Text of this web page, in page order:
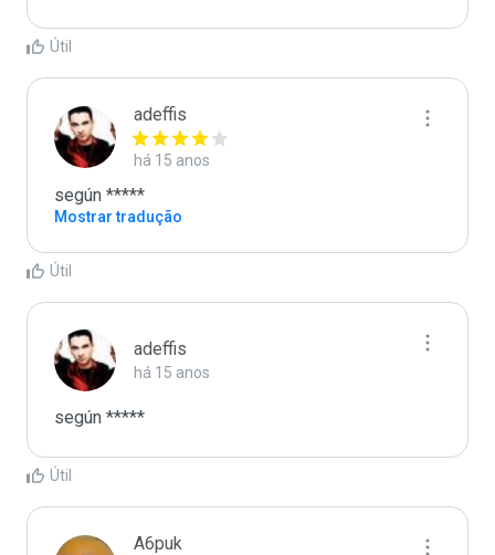
Útil
adeffis
há 15 anos
según *****
Mostrar tradução
Útil
adeffis
há 15 anos
según *****
Útil
A6puk